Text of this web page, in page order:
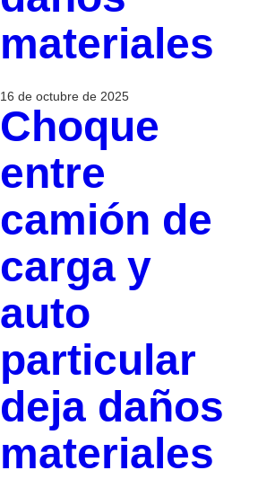
materiales
16 de octubre de 2025
Choque
entre
camión de
carga y
auto
particular
deja daños
materiales